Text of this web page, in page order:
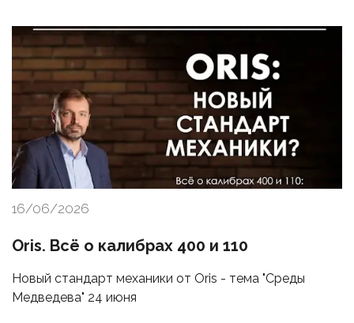
16/06/2026
Oris. Всё о калибрах 400 и 110
Новый стандарт механики от Oris - тема "Среды
Медведева" 24 июня